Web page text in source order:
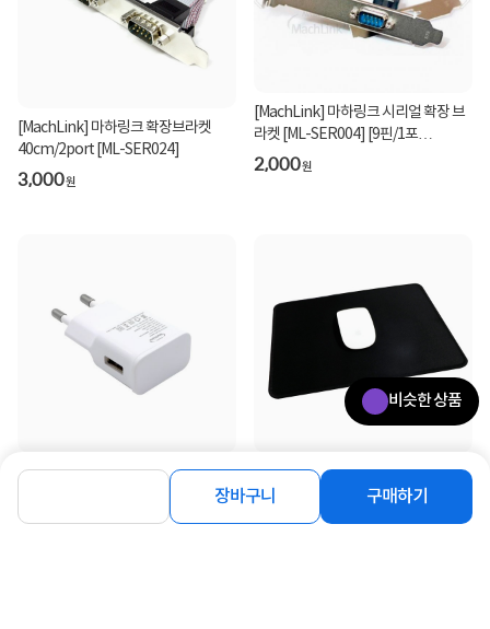
비슷한 상품
장바구니 구매하기
[MachLink] 마하링크 확장브라켓
40cm/2port [ML-SER024]
3,000원
[MachLink] 마하링크 시리얼 확장 브
라켓 [ML-SER004] [9핀/1포
트/LP/40CM]
2,000원
[MachLink] 5V 1A 저전력 저속 USB
2,800원
[MachLink] 마우스패드, ML-MP2530
[블랙/L]
1,260원